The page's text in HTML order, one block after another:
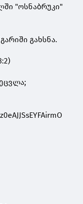
"ოსნაბრუკი"
გახსნა.